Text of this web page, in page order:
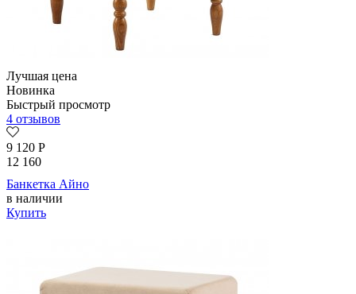
Лучшая цена
Новинка
Быстрый просмотр
4 отзывов
9 120 Р
12 160
Банкетка Айно
в наличии
Купить